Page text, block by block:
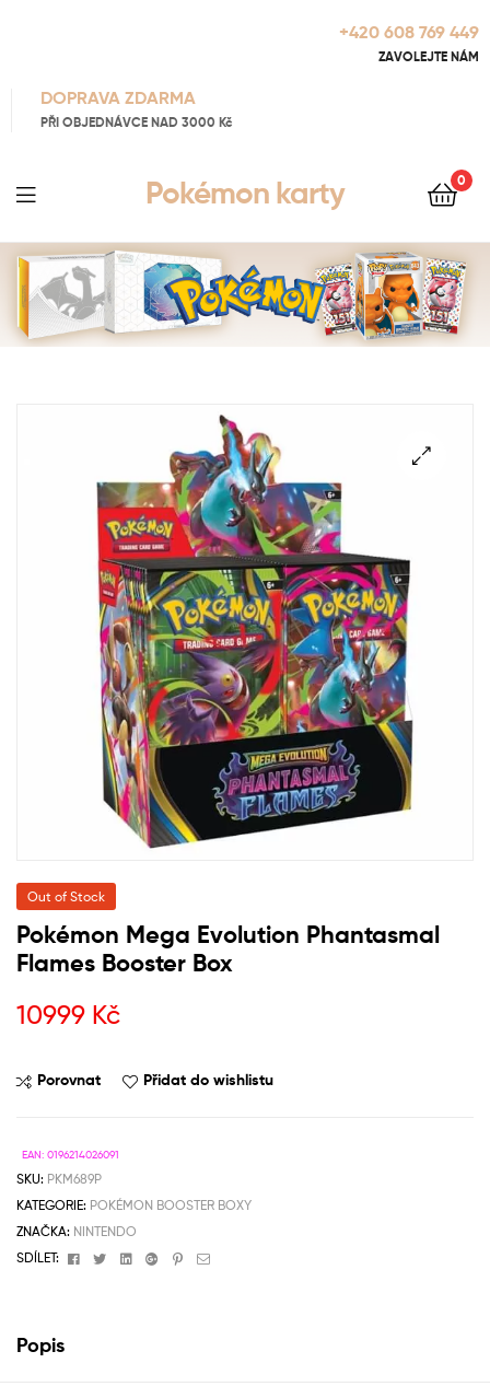
+420 608 769 449
ZAVOLEJTE NÁM
DOPRAVA ZDARMA
PŘI OBJEDNÁVCE NAD 3000 Kč
Pokémon karty 0
Out of Stock
Pokémon Mega Evolution Phantasmal
Flames Booster Box
10999 Kč
Porovnat Přidat do wishlistu
EAN: 0196214026091
SKU: PKM689P
KATEGORIE: POKÉMON BOOSTER BOXY
ZNAČKA: NINTENDO
SDÍLET:
FacebookTwitterLinkedinGoogle+Pinterest
Email
Popis